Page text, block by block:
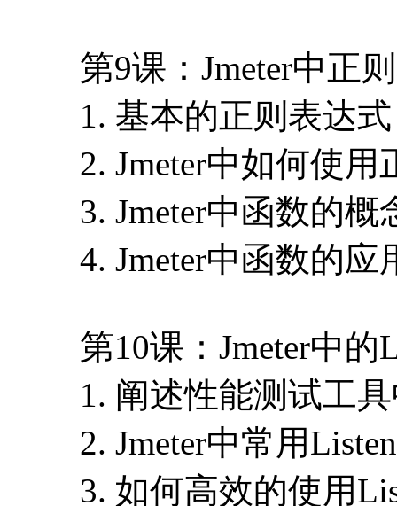
第9课：Jmeter中正
1. 基本的正则表达式
2. Jmeter中如何使用
3. Jmeter中函数的概
4. Jmeter中函数的应
第10课：Jmeter中的
1. 阐述性能测试工
2. Jmeter中常用
3. 如何高效的使用